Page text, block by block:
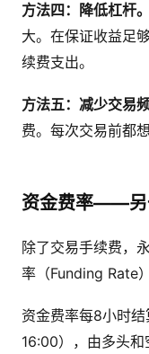
方法四：降低杠杆。
大。在保证收益足
续费支出。
方法五：减少交易频
费。每次交易前都
资金费率——另
除了交易手续费，
率（Funding Rate）
资金费率每8小时
16:00），由多头和